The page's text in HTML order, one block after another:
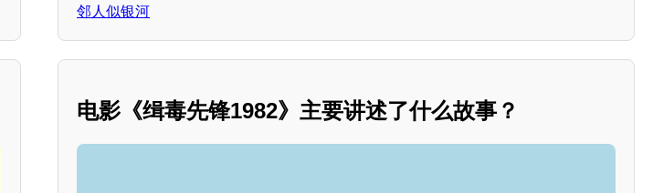
邻人似银河
电影《缉毒先锋1982》主要讲述了什么故事？